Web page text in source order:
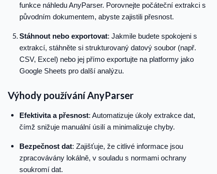
funkce náhledu AnyParser. Porovnejte počáteční extrakci s
původním dokumentem, abyste zajistili přesnost.
Stáhnout nebo exportovat: Jakmile budete spokojeni s
extrakcí, stáhněte si strukturovaný datový soubor (např.
CSV, Excel) nebo jej přímo exportujte na platformy jako
Google Sheets pro další analýzu.
Výhody používání AnyParser
Efektivita a přesnost: Automatizuje úkoly extrakce dat,
čímž snižuje manuální úsilí a minimalizuje chyby.
Bezpečnost dat: Zajišťuje, že citlivé informace jsou
zpracovávány lokálně, v souladu s normami ochrany
soukromí dat.